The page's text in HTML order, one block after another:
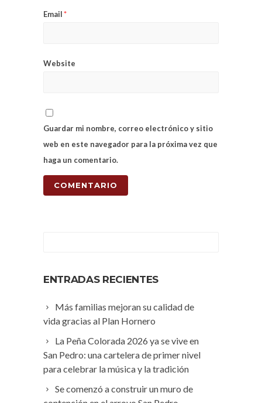
Email*
Website
Guardar mi nombre, correo electrónico y sitio
web en este navegador para la próxima vez que
haga un comentario.
ENTRADAS RECIENTES
Más familias mejoran su calidad de
vida gracias al Plan Hornero
La Peña Colorada 2026 ya se vive en
San Pedro: una cartelera de primer nivel
para celebrar la música y la tradición
Se comenzó a construir un muro de